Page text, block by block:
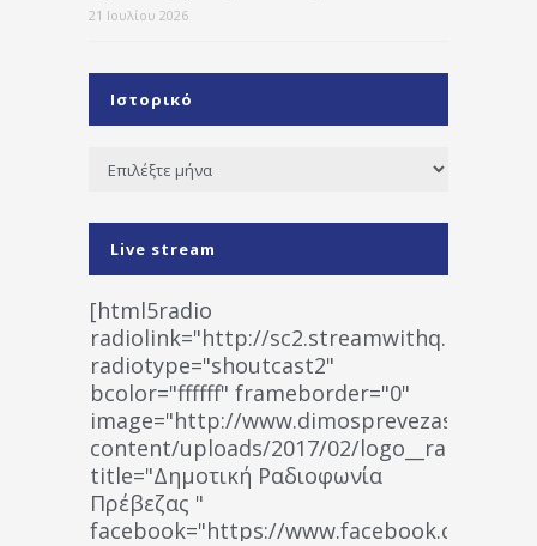
21 Ιουλίου 2026
Ιστορικό
Ιστορικό
Live stream
[html5radio
radiolink="http://
radiotype="shoutcast2"
bcolor="ffffff" frameborder="0"
image="http://www.dimosprevezas.gr/wp-
content/uploads/2017/02/
title="Δημοτική Ραδιοφωνία
Πρέβεζας "
facebook="https://www.facebook.com/